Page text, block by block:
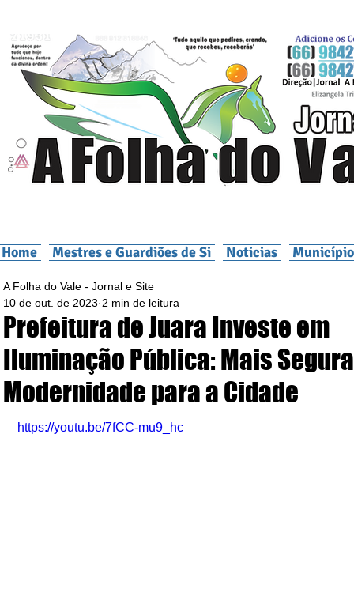
Home Mestres e Guardiões de Si Noticias
Prefeitura de Juara Investe em
Iluminação Pública: Mais
Modernidade para a Cidade
A Folha do Vale - Jornal e Site
10 de out. de 2023 2 min de leitura
https://youtu.be/7fCC-mu9_hc